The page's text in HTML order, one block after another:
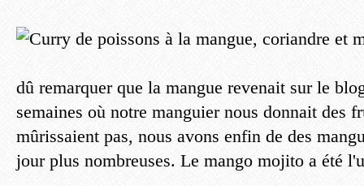
dû remarquer que la mangue revenait sur le
semaines où notre manguier nous donnait des
mûrissaient pas, nous avons enfin de des
jour plus nombreuses. Le mango mojito a été